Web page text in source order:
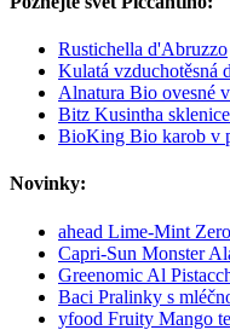
Rustichella d'Abruzzo
Kulatá vzduchotěsná
Alnatura Bio ovesné
Bitz Kusintha
BioKing Bio karob v
Novinky:
ahead Lime-Mint
Capri-Sun Monster
Greenomic Al
Baci Pralinky s
yfood Fruity Mango